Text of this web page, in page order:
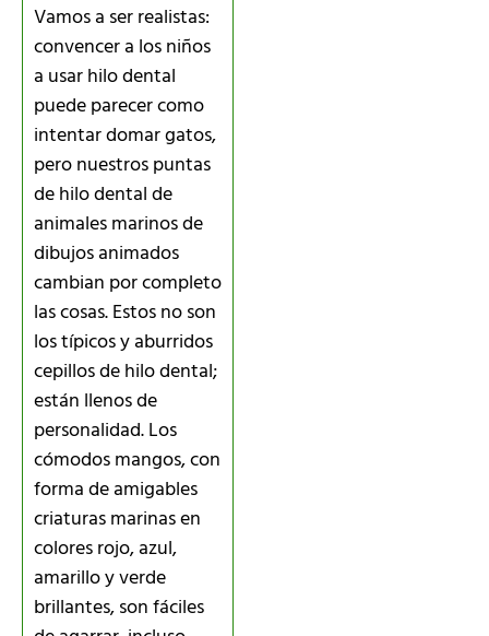
Vamos a ser realistas:
convencer a los niños
a usar hilo dental
puede parecer como
intentar domar gatos,
pero nuestros puntas
de hilo dental de
animales marinos de
dibujos animados
cambian por completo
las cosas. Estos no son
los típicos y aburridos
cepillos de hilo dental;
están llenos de
personalidad. Los
cómodos mangos, con
forma de amigables
criaturas marinas en
colores rojo, azul,
amarillo y verde
brillantes, son fáciles